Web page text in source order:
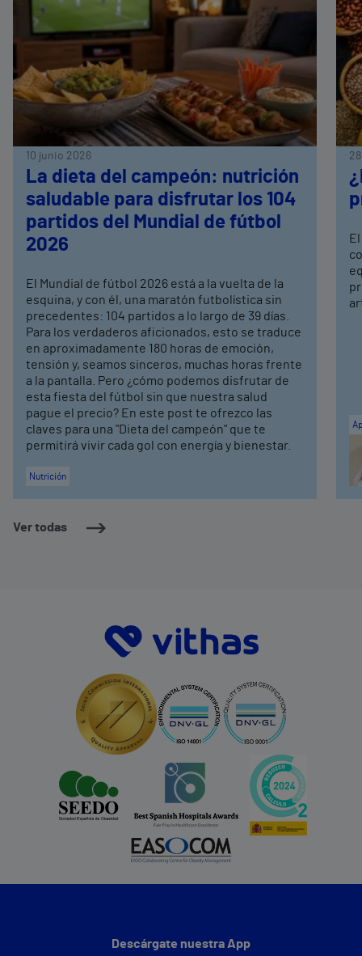
Ver todas
10 junio 2026
La dieta del campeón: nutrición
saludable para disfrutar los 104
partidos del Mundial de fútbol
2026
El Mundial de fútbol 2026 está a la vuelta de la
esquina, y con él, una maratón futbolística sin
precedentes: 104 partidos a lo largo de 39 días.
Para los verdaderos aficionados, esto se traduce
en aproximadamente 180 horas de emoción,
tensión y, seamos sinceros, muchas horas frente
a la pantalla. Pero ¿cómo podemos disfrutar de
esta fiesta del fútbol sin que nuestra salud
pague el precio? En este post te ofrezco las
claves para una "Dieta del campeón" que te
permitirá vivir cada gol con energía y bienestar.
Nutrición
Descárgate nuestra App